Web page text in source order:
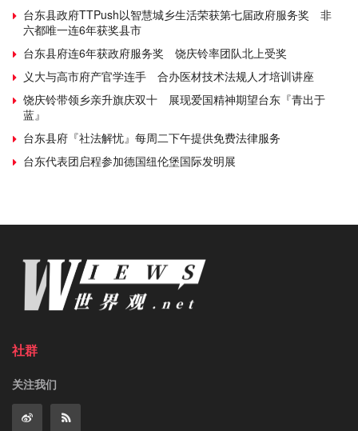
台东县政府TTPush以智慧城乡生活荣获第七届政府服务奖 非
六都唯一连6年获奖县市
台东县府连6年获政府服务奖 饶庆铃率团队北上受奖
义大与高市府产官学连手 合办医材技术法规人才培训讲座
饶庆铃带领乡亲升旗庆双十 展现爱国精神期望台东『青出于
蓝』
台东县府『社法解忧』每周二下午提供免费法律服务
台东代表团启程参加德国纽伦堡国际发明展
社群
关注我们